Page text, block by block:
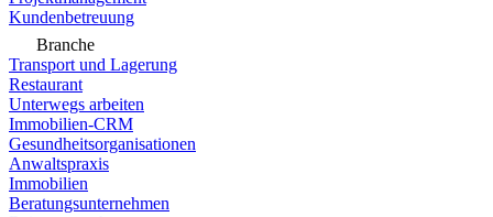
Kundenbetreuung
Branche
Transport und Lagerung
Restaurant
Unterwegs arbeiten
Immobilien-CRM
Gesundheitsorganisationen
Anwaltspraxis
Immobilien
Beratungsunternehmen